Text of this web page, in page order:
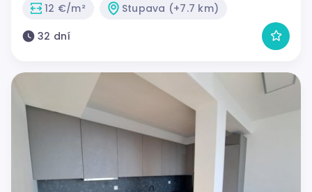
12 €/m²
Stupava (+7.7 km)
32 dní